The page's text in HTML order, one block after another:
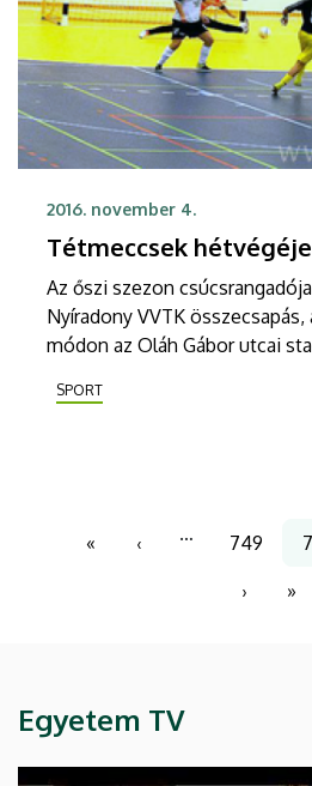
2016. november 4.
Tétmeccsek hétvégéje
Az őszi szezon
Nyíradony VVTK
módon az Oláh Gábor utcai
mérkőzések várnak a hétvégén.
SPORT
Első
«
Előző
‹
…
Page
749
› »
Egyetem TV